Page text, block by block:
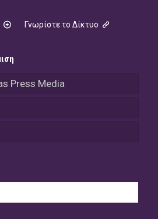
Γνωρίστε το Δίκτυο
Press Media